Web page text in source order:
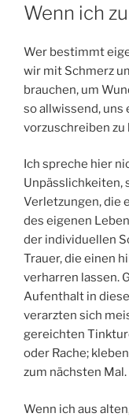
Wenn ich
Wer bestimmt
wir mit Schmerz
brauchen, um
so allwissend, uns
vorzuschreiben zu
Ich spreche hier
Unpässlichkeiten,
Verletzungen, die
des eigenen
der individuellen
Trauer, die einen
verharren lassen.
Aufenthalt in
verarzten sich
gereichten
oder Rache;
zum nächsten
Wenn ich aus